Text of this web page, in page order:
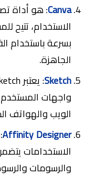
Canva: هو أداة
الاستخدام، تتيح
بسرعة باستخدام
الجاهزة.
Sketch
واجهات المستخدم
الويب والهواتف
Affinity Designer
الاستخدامات
والرسومات